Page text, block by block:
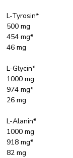
L-Tyrosin*
500 mg
454 mg*
46 mg
L-Glycin*
1000 mg
974 mg*
26 mg
L-Alanin*
1000 mg
918 mg*
82 mg